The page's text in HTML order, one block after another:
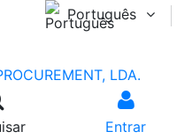
Português
Entrar